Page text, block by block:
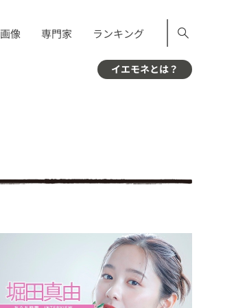
画像 専門家 ランキング
イエモネとは？